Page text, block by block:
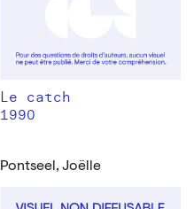
Le catch
1990
Pontseel, Joëlle